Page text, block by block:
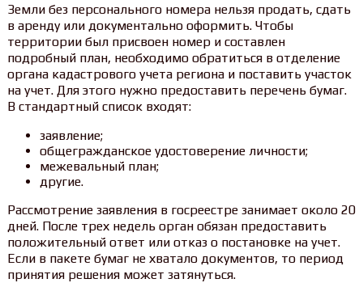
Земли без персонального номера нельзя продать, сдать
в аренду или документально оформить. Чтобы
территории был присвоен номер и составлен
подробный план, необходимо обратиться в отделение
органа кадастрового учета региона и поставить участок
на учет. Для этого нужно предоставить перечень бумаг.
В стандартный список входят:
заявление;
общегражданское удостоверение личности;
межевальный план;
другие.
Рассмотрение заявления в госреестре занимает около 20
дней. После трех недель орган обязан предоставить
положительный ответ или отказ о постановке на учет.
Если в пакете бумаг не хватало документов, то период
принятия решения может затянуться.